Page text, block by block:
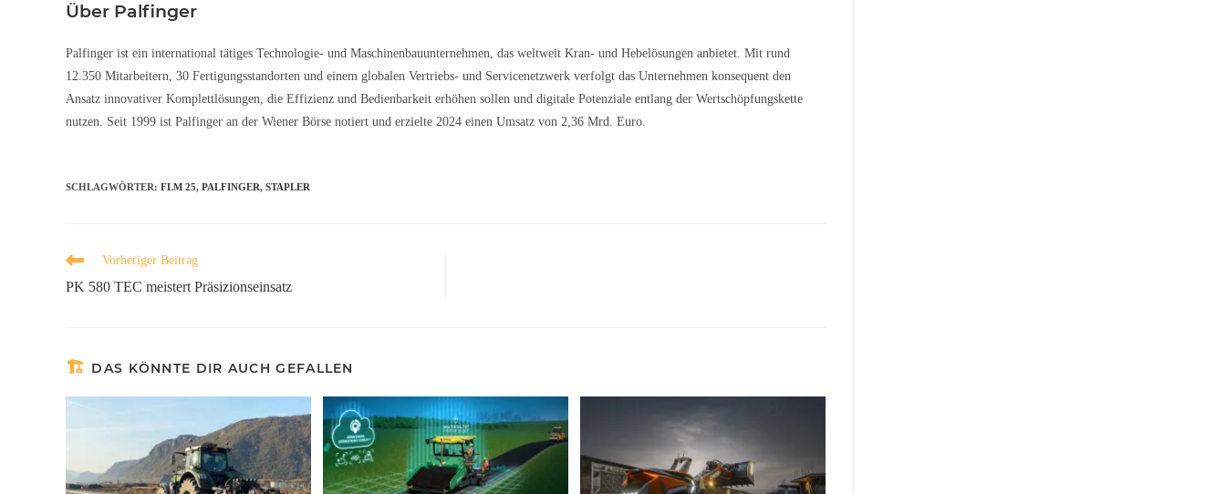
Über Palfinger
Palfinger ist ein international tätiges Technologie- und Maschinenbauunternehmen, das weltweit Kran- und Hebelösungen anbietet. Mit rund
12.350 Mitarbeitern, 30 Fertigungsstandorten und einem globalen Vertriebs- und Servicenetzwerk verfolgt das Unternehmen konsequent den
Ansatz innovativer Komplettlösungen, die Effizienz und Bedienbarkeit erhöhen sollen und digitale Potenziale entlang der Wertschöpfungskette
nutzen. Seit 1999 ist Palfinger an der Wiener Börse notiert und erzielte 2024 einen Umsatz von 2,36 Mrd. Euro.
SCHLAGWÖRTER: FLM 25, PALFINGER, STAPLER
Vorheriger Beitrag
PK 580 TEC meistert Präsizionseinsatz
DAS KÖNNTE DIR AUCH GEFALLEN